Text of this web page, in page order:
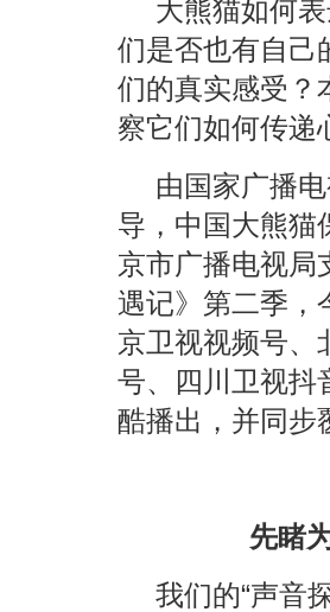
大熊猫如何
们是否也有自己
们的真实感受？
察它们如何传递
由国家广播
导，中国大熊猫
京市广播电视局
遇记》第二季，
京卫视视频号、
号、四川卫视抖
酷播出，并同步
先睹
我们的“声音